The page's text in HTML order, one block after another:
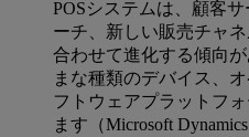
POSシステムは、顧客
ーチ、新しい販売チャ
合わせて進化する傾向
まな種類のデバイス、
フトウェアプラットフ
ます（Microsoft